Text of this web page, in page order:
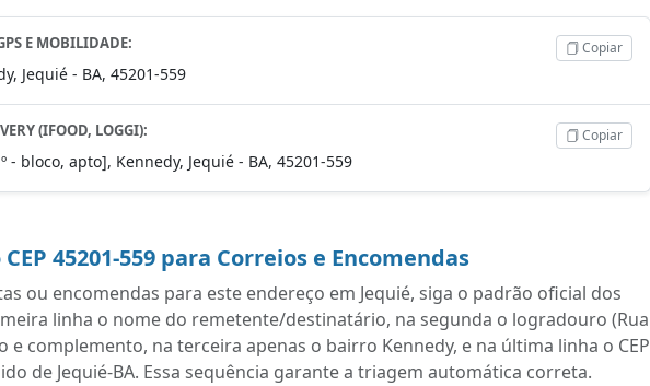
E MOBILIDADE:
Jequié - BA, 45201-559
Copiar
(IFOOD, LOGGI):
- bloco, apto], Kennedy, Jequié - BA, 45201-559
Copiar
45201-559 para Correios e Encomendas
ou encomendas para este endereço em Jequié, siga o padrão oficial dos
linha o nome do remetente/destinatário, na segunda o logradouro (Rua
e complemento, na terceira apenas o bairro Kennedy, e na última linha o CEP
de Jequié-BA. Essa sequência garante a triagem automática correta.